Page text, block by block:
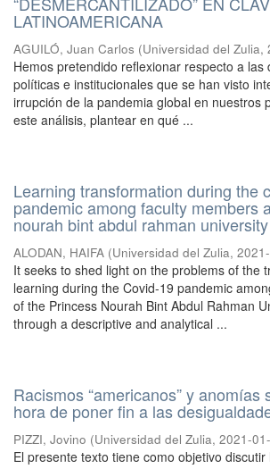
LATINOAMERICANA
AGUILÓ, Juan Carlos (Universidad del Zulia,
Hemos pretendido reflexionar respecto a las
políticas e institucionales que se han visto
irrupción de la pandemia global en nuestros
este análisis, plantear en qué ...
Learning transformation during the
pandemic among faculty members
nourah bint abdul rahman university
ALODAN, HAIFA (Universidad del Zulia,
It seeks to shed light on the problems of the
learning during the Covid-19 pandemic
of the Princess Nourah Bint Abdul Rahman
through a descriptive and analytical ...
Racismos “americanos” y anomías
hora de poner fin a las
PIZZI, Jovino (Universidad del Zulia, 2021-
El presente texto tiene como objetivo